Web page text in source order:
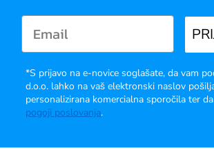
*S prijavo na e-novice soglašate, da vam
d.o.o. lahko na vaš elektronski naslov
personalizirana komercialna sporočila ter
pogoji poslovanja.